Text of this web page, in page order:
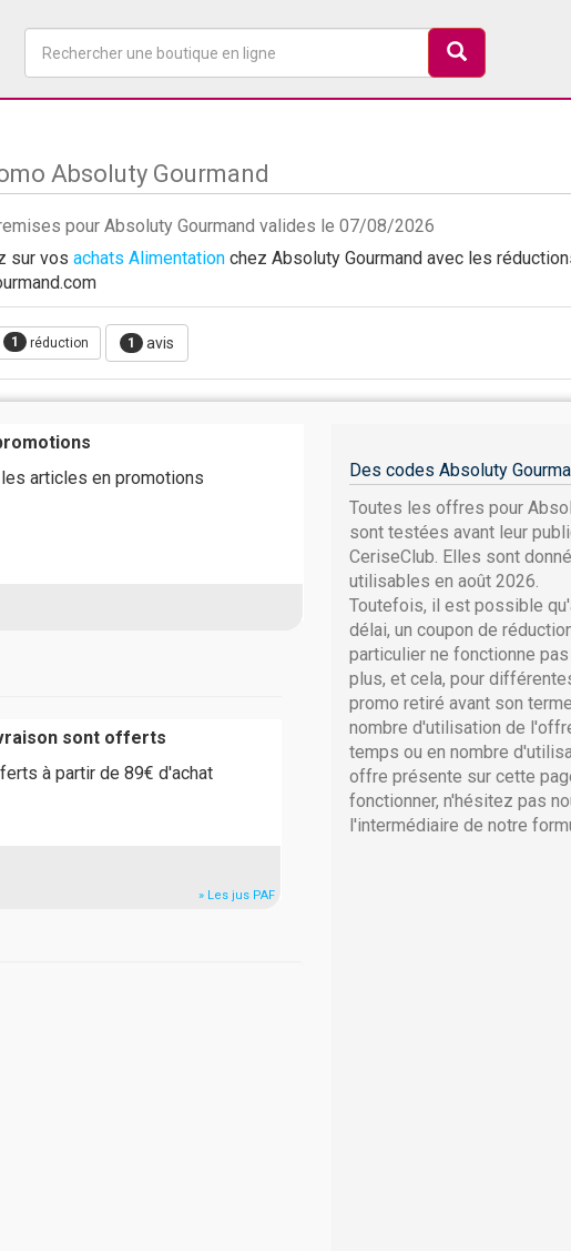
Absoluty Gourmand
pour Absoluty Gourmand valides le 07/08/2026
sur vos achats Alimentation chez Absoluty Gourmand avec les
1 réduction 1 avis
articles en promotions
sont offerts
à partir de 89€ d'achat
» Les jus PAF
Des codes Absoluty
Toutes les offres pour
sont testées avant leur
CeriseClub. Elles sont
utilisables en août 2026.
Toutefois, il est possible
délai, un coupon de
particulier ne fonctionne
plus, et cela, pour
promo retiré avant son
nombre d'utilisation de
temps ou en nombre
offre présente sur cette
fonctionner, n'hésitez pas
l'intermédiaire de notre